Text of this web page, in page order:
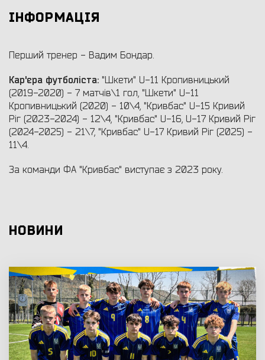
ІНФОРМАЦІЯ
Перший тренер - Вадим Бондар.
Кар'єра футболіста: "Шкети" U-11 Кропивницький
(2019-2020) - 7 матчів\1 гол, "Шкети" U-11
Кропивницький (2020) - 10\4, "Кривбас" U-15 Кривий
Ріг (2023-2024) - 12\4, "Кривбас" U-16, U-17 Кривий Ріг
(2024-2025) - 21\7, "Кривбас" U-17 Кривий Ріг (2025) -
11\4.
За команди ФА "Кривбас" виступає з 2023 року.
НОВИНИ